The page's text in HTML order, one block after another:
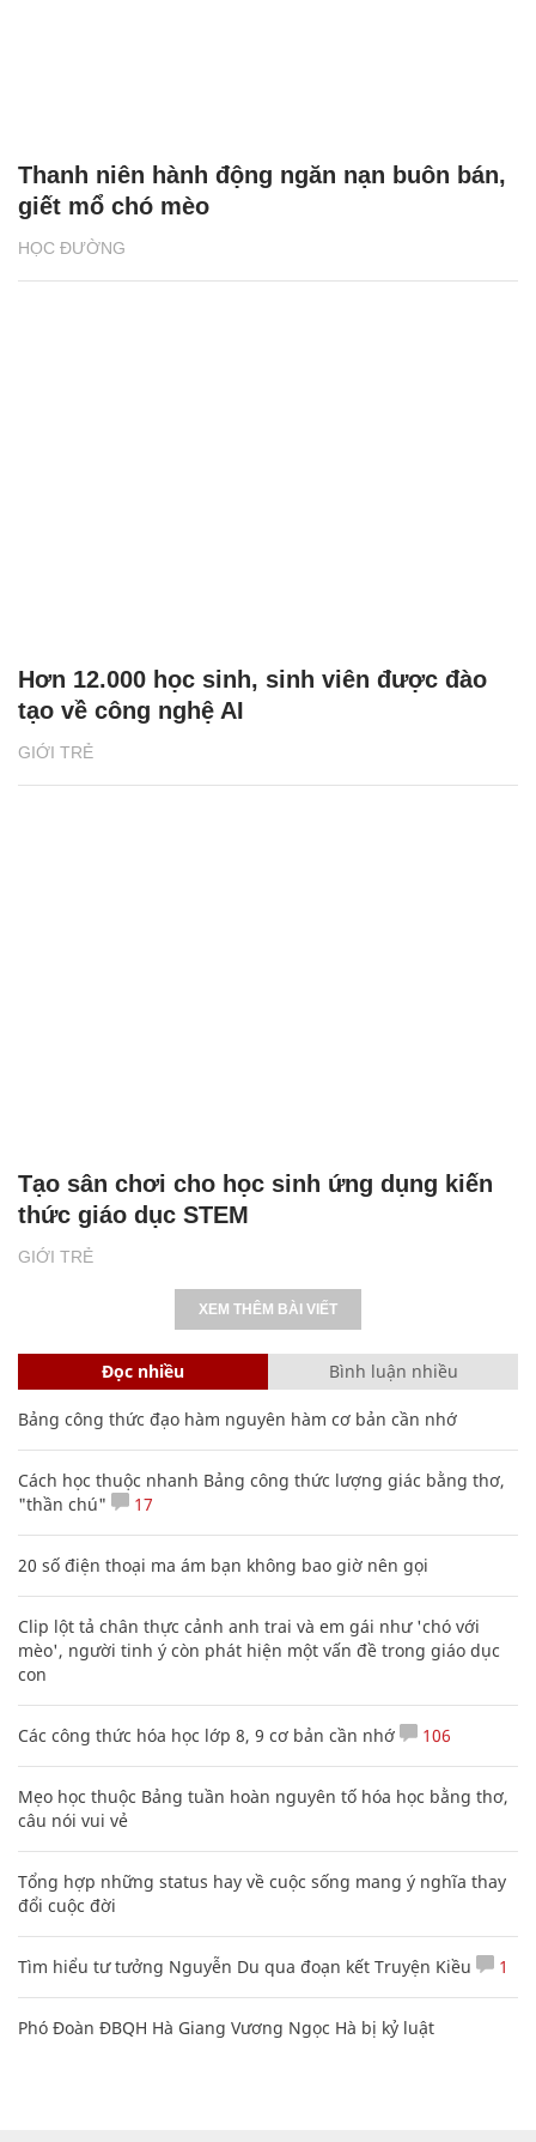
HỌC ĐƯỜNG
Thanh niên hành động ngăn nạn buôn bán,
giết mổ chó mèo
GIỚI TRẺ
Hơn 12.000 học sinh, sinh viên được đào
tạo về công nghệ AI
GIỚI TRẺ
Tạo sân chơi cho học sinh ứng dụng kiến
thức giáo dục STEM
XEM THÊM BÀI VIẾT
Đọc nhiều Bình luận nhiều
Bảng công thức đạo hàm nguyên hàm cơ bản cần nhớ
Cách học thuộc nhanh Bảng công thức lượng giác bằng thơ,
"thần chú"
17
20 số điện thoại ma ám bạn không bao giờ nên gọi
Clip lột tả chân thực cảnh anh trai và em gái như 'chó với
mèo', người tinh ý còn phát hiện một vấn đề trong giáo dục
con
Các công thức hóa học lớp 8, 9 cơ bản cần nhớ 106
Mẹo học thuộc Bảng tuần hoàn nguyên tố hóa học bằng thơ,
câu nói vui vẻ
Tổng hợp những status hay về cuộc sống mang ý nghĩa thay
đổi cuộc đời
Tìm hiểu tư tưởng Nguyễn Du qua đoạn kết Truyện Kiều 1
Phó Đoàn ĐBQH Hà Giang Vương Ngọc Hà bị kỷ luật